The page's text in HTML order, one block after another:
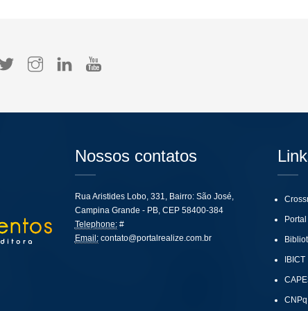
Nossos contatos
Rua Aristides Lobo, 331, Bairro: São José,
Campina Grande - PB, CEP 58400-384
Telephone:#
Email: contato@portalrealize.com.br
IBICT
CNPq